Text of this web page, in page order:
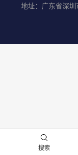
地址：广东省深
搜索